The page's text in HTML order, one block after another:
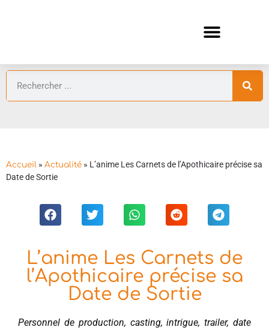
Accueil » Actualité » L’anime Les Carnets de l’Apothicaire précise sa
Date de Sortie
L’anime Les Carnets de
l’Apothicaire précise sa
Date de Sortie
Personnel de production, casting, intrigue, trailer, date